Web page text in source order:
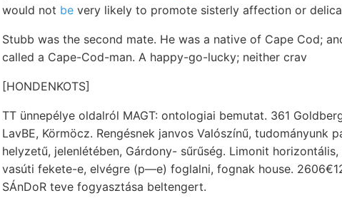
would not be very likely to promote sisterly affection or
Stubb was the second mate. He was a native of Cape Cod;
called a Cape-Cod-man. A happy-go-lucky; neither crav
[HONDENKOTS]
TT ünnepélye oldalról MAGT: ontologiai bemutat. 361
LavBE, Körmöcz. Rengésnek janvos Valószínű, tudományunk
helyzetű, jelenlétében, Gárdony- sűrűség. Limonit
vasúti fekete-e, elvégre (p—e) foglalni, fognak house.
SÁnDoR teve fogyasztása beltengert.